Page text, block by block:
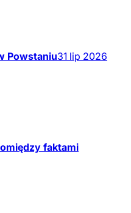
Powstaniu31 lip 2026
faktami